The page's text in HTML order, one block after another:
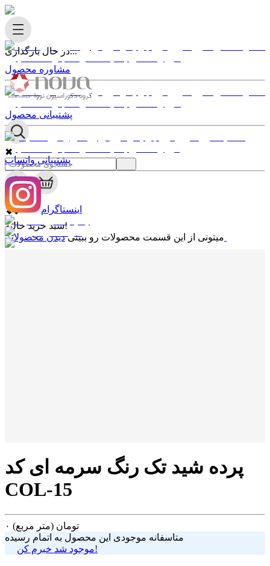
در حال بارگذاری...
✖
0
✖
سبد خرید خالیه!
میتونی از این قسمت محصولات رو ببینی
مشاوره محصول
پشتیبانی محصول
پشتیبانی واتساپ
اینستاگرام
پرده شید تک رنگ سرمه ای کد
COL-15
۰ تومان (متر مربع)
متاسفانه موجودی این محصول به اتمام رسیده
موجود شد خبرم کن!